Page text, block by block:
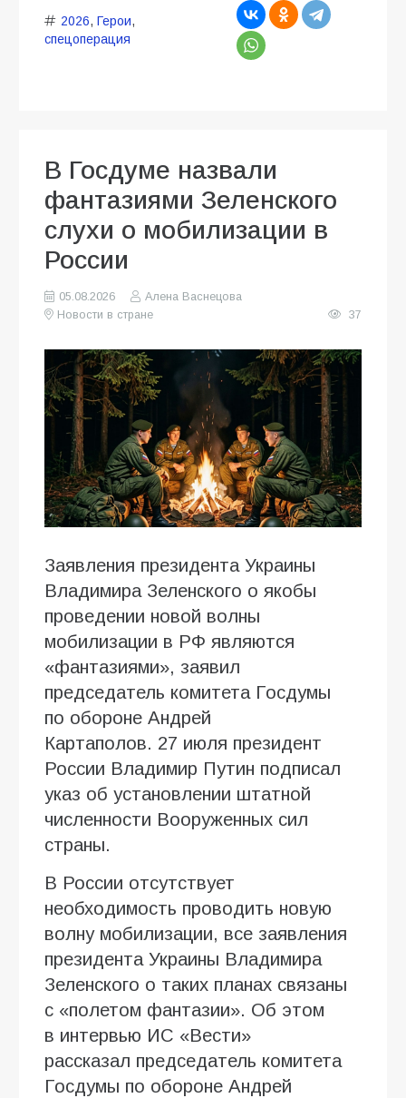
2026, Герои,
спецоперация
В Госдуме назвали
фантазиями Зеленского
слухи о мобилизации в
России
05.08.2026
Алена Васнецова
Новости в стране
37
Заявления президента Украины
Владимира Зеленского о якобы
проведении новой волны
мобилизации в РФ являются
«фантазиями», заявил
председатель комитета Госдумы
по обороне Андрей
Картаполов. 27 июля президент
России Владимир Путин подписал
указ об установлении штатной
численности Вооруженных сил
страны.
В России отсутствует
необходимость проводить новую
волну мобилизации, все заявления
президента Украины Владимира
Зеленского о таких планах связаны
с «полетом фантазии». Об этом
в интервью ИC «Вести»
рассказал председатель комитета
Госдумы по обороне Андрей